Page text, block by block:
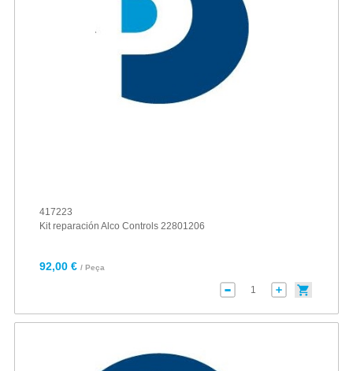
417223
Kit reparación Alco Controls 22801206
92,00 € / Peça